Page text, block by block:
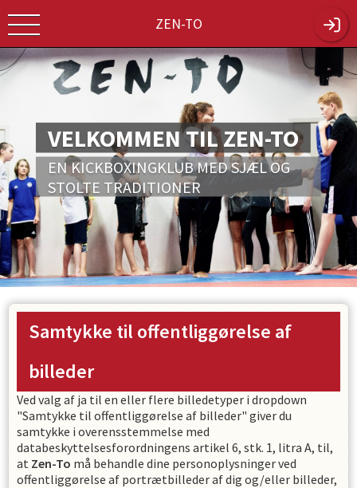
ZEN-TO
VELKOMMEN TIL ZEN-TO
EN KICKBOXINGKLUB MED SJÆL OG
STOLTE TRADITIONER
Samtykke til offentliggørelse af
billeder
Ved valg af ja til en eller flere billedetyper i dropdown
"Samtykke til offentliggørelse af billeder" giver du
samtykke i overensstemmelse med
databeskyttelsesforordningens artikel 6, stk. 1, litra A, til,
at Zen-To må behandle dine personoplysninger ved
offentliggørelse af portrætbilleder af dig og/eller billeder,